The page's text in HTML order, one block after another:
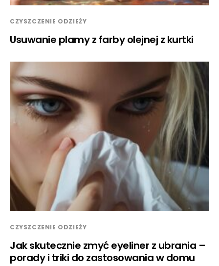
CZYSZCZENIE ODZIEŻY
Usuwanie plamy z farby olejnej z kurtki
CZYSZCZENIE ODZIEŻY
Jak skutecznie zmyć eyeliner z ubrania –
porady i triki do zastosowania w domu